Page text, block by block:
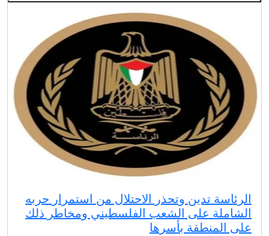
الرئاسة تدين وتحذر الاحتلال من استمرار حربه
الشاملة على الشعب الفلسطيني ومخاطر ذلك
على المنطقة بأسرها